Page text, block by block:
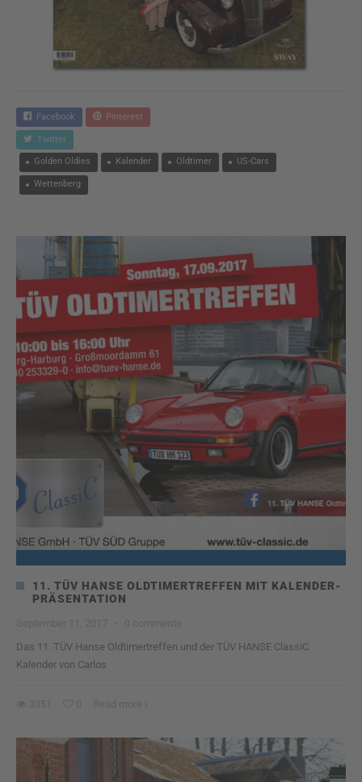
Facebook Pinterest
Twitter
Golden Oldies Kalender Oldtimer US-Cars
Wettenberg
11. TÜV HANSE OLDTIMERTREFFEN MIT KALENDER-
PRÄSENTATION
Das 11. TÜV Hanse Oldtimertreffen und der TÜV HANSE ClassiC
Kalender von Carlos